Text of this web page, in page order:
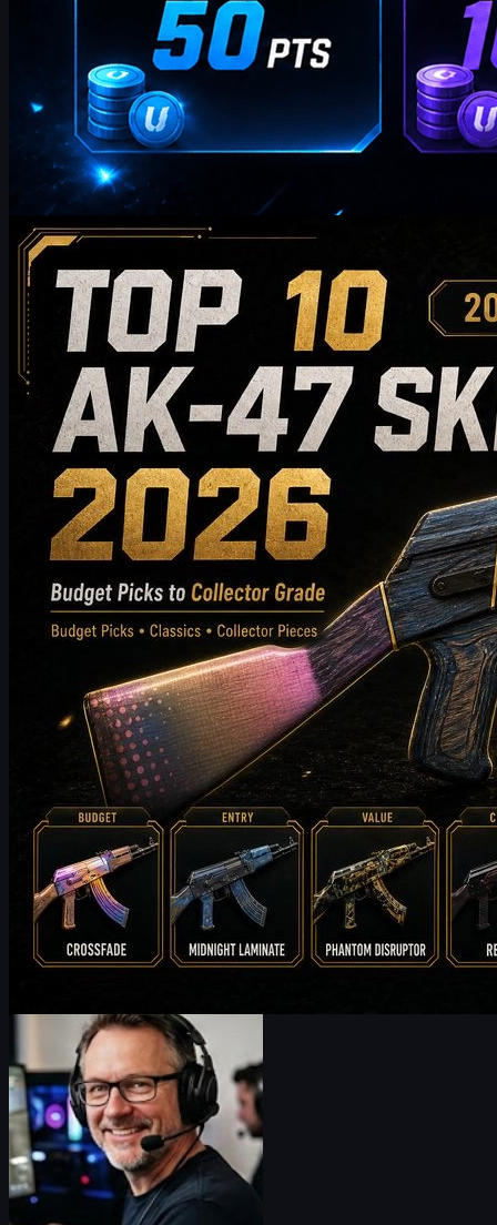
William Miller
Counter-Strike 2Mei 20, 2026
10 Skin AK-47 Terbaik yang Layak Dibeli di Tahun
2026: Dari Pilihan Hemat hingga Rekomendasi Kelas
Kolektor
Temukan 10 skin AK-47 terbaik yang layak dibeli di tahun 2026,
dari pilihan ramah anggaran hingga koleksi kelas atas. Panduan
ini membandingkan gaya, tingkat harga, keausan, nilai pasar, dan
tips membeli untuk membantu pemain CS2 memilih skin AK-47
terbaik untuk inventaris mereka.
Mei 20, 2026
oleh
Michael
Johnson
Counter-Strike 2Juni 17, 2026
FalleN dan Perubahan FURIA di IEM Cologne CS2
FalleN membahas penyesuaian FURIA di IEM Cologne Major 2026,
persiapan melawan 9z, map Overpass, dan akhir kariernya di CS2.